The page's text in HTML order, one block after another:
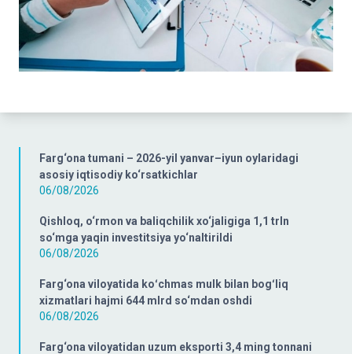
Farg‘ona tumani – 2026-yil yanvar–iyun oylaridagi
asosiy iqtisodiy ko‘rsatkichlar
06/08/2026
Qishloq, o‘rmon va baliqchilik xo‘jaligiga 1,1 trln
so‘mga yaqin investitsiya yo‘naltirildi
06/08/2026
Farg‘ona viloyatida koʻchmas mulk bilan bogʻliq
xizmatlari hajmi 644 mlrd so‘mdan oshdi
06/08/2026
Farg‘ona viloyatidan uzum eksporti 3,4 ming tonnani